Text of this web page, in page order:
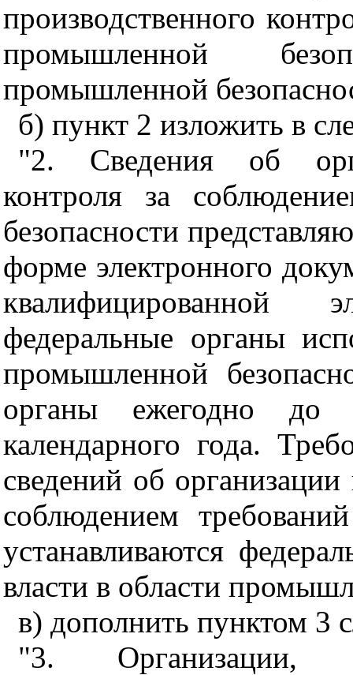
производственного
промышленной
промышленной
б) пункт 2 изложить в
"2. Сведения об
контроля за
безопасности
форме электронного
квалифицированной
федеральные органы
промышленной
органы ежегодно до
календарного года.
сведений об организации
соблюдением
устанавливаются
власти в области
в) дополнить пунктом 3
"3. Организации,